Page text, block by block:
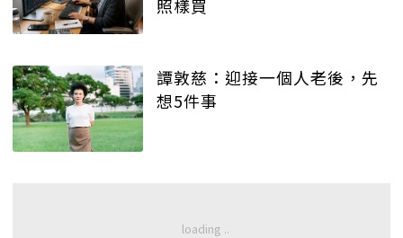
照樣買
譚敦慈：迎接一個人老後，先
想5件事